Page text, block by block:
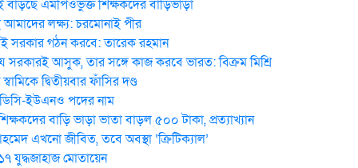
বাড়ছে এমপিওভুক্ত শিক্ষকদের বাড়িভাড়া
লক্ষ্য: চরমোনাই পীর
সরকার গঠন করবে: তা‌রেক রহমান
সরকারই আসুক, তার সঙ্গে কাজ করবে ভারত: বিক্রম মিশ্রি
দ্বিতীয়বার ফাঁসির দণ্ড
ইউএনও পদের নাম
বাড়ি ভাড়া ভাতা বাড়ল ৫০০ টাকা, প্রত্যাখ্যান
এখনো জীবিত, তবে অবস্থা ‘ক্রিটিক্যাল’
যুদ্ধজাহাজ মোতায়েন